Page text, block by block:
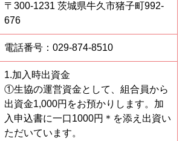
〒300-1231 茨城県牛久市猪子町992-
676
電話番号：029-874-8510
1.加入時出資金
①生協の運営資金として、組合員から
出資金1,000円をお預かりします。加
入申込書に一口1000円＊を添え出資い
ただいています。